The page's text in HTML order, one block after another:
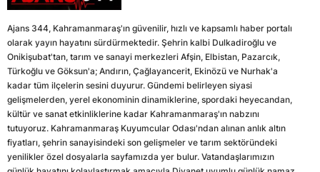
Ajans 344, Kahramanmaraş'ın güvenilir, hızlı ve kapsamlı haber portalı
olarak yayın hayatını sürdürmektedir. Şehrin kalbi Dulkadiroğlu ve
Onikişubat'tan, tarım ve sanayi merkezleri Afşin, Elbistan, Pazarcık,
Türkoğlu ve Göksun'a; Andırın, Çağlayancerit, Ekinözü ve Nurhak'a
kadar tüm ilçelerin sesini duyurur. Gündemi belirleyen siyasi
gelişmelerden, yerel ekonominin dinamiklerine, spordaki heyecandan,
kültür ve sanat etkinliklerine kadar Kahramanmaraş'ın nabzını
tutuyoruz. Kahramanmaraş Kuyumcular Odası'ndan alınan anlık altın
fiyatları, şehrin sanayisindeki son gelişmeler ve tarım sektöründeki
yenilikler özel dosyalarla sayfamızda yer bulur. Vatandaşlarımızın